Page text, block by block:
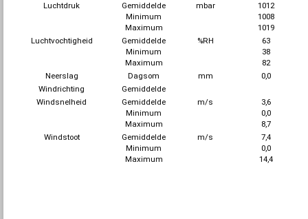
Luchtdruk
Gemiddelde mbar
1012
Minimum
1008
Maximum
1019
Luchtvochtigheid
Gemiddelde %RH
63
Minimum
38
Maximum
82
Neerslag
Dagsom mm
0,0
Windrichting
Gemiddelde
Windsnelheid
Gemiddelde m/s
3,6
Minimum
0,0
Maximum
8,7
Windstoot
Gemiddelde m/s
7,4
Minimum
0,0
Maximum
14,4